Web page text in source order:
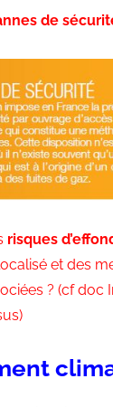
de
risques
et des
? (cf doc